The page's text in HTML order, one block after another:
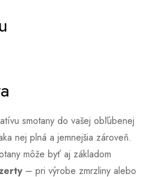
smotany do vašej obľúbenej
nej plná a jemnejšia zároveň.
môže byť aj základom
– pri výrobe zmrzliny alebo